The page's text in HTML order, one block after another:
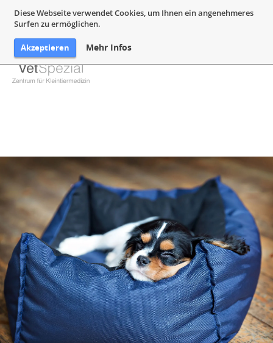
Diese Webseite verwendet Cookies, um Ihnen ein angenehmeres
Surfen zu ermöglichen.
Akzeptieren Mehr Infos